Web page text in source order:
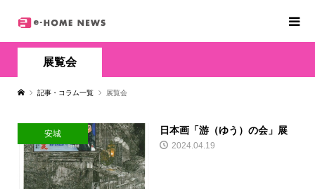
展覧会
記事・コラム一覧 展覧会
安城 日本画「游（ゆう）の会」展
2024.04.19